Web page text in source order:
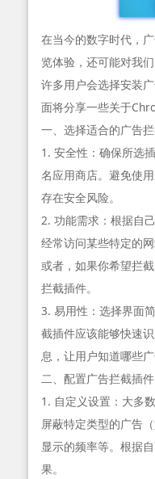
在当今的数字时代，
览体验，还可能对我
许多用户会选择安装
面将分享一些关于
一、选择适合的广告
1. 安全性：确保所选
名应用商店。避免使
存在安全风险。
2. 功能需求：根据自
经常访问某些特定的
或者，如果你希望拦
拦截插件。
3. 易用性：选择界面
截插件应该能够快速
息，让用户知道哪些广
二、配置广告拦截插件
1. 自定义设置：大多
屏蔽特定类型的广告
显示的频率等。根据
果。